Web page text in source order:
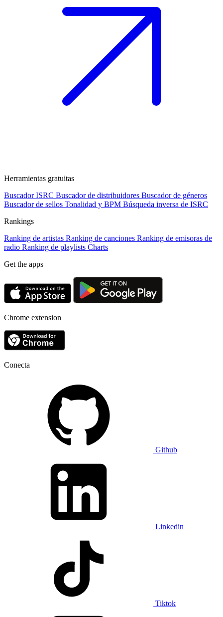
Herramientas gratuitas
Buscador ISRC Buscador de distribuidores Buscador de géneros
Buscador de sellos Tonalidad y BPM Búsqueda inversa de ISRC
Rankings
Ranking de artistas Ranking de canciones Ranking de emisoras de
radio Ranking de playlists Charts
Get the apps
Chrome extension
Conecta
Github
Linkedin
Tiktok